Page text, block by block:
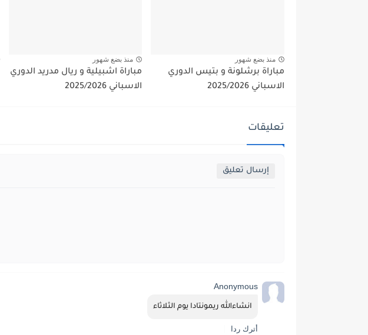
منذ بضع شهور
مباراة برشلونة و بتيس الدوري
الاسباني 2025/2026
منذ بضع شهور
مباراة اشبيلية و ريال مدريد الدوري
الاسباني 2025/2026
تعليقات
إرسال تعليق
Anonymous
انشاءالله ريمونتادا يوم الثلاثاء
أترك ردا